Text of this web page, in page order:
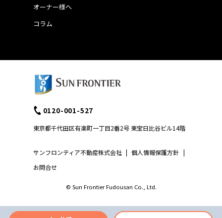
オーナー様へ
コラム
サンフロンティア不動産株式会社 | 個人情報保護方針 |
お問合せ
0120-001-527
東京都千代田区有楽町一丁目2番2号 東宝日比谷ビル14階
© Sun Frontier Fudousan Co., Ltd.